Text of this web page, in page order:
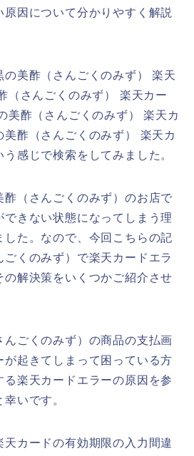
原因について分かりやすく解説
の美酢（さんごくのみず） 楽天
（さんごくのみず） 楽天カー
酢（さんごくのみず） 楽天カ
酢（さんごくのみず） 楽天カ
感じで検索をしてみました。
酢（さんごくのみず）のお店で
きない状態になってしまう理
した。なので、今回こちらの記
くのみず）で楽天カードエラ
の解決策をいくつかご紹介させ
んごくのみず）の商品の支払画
起きてしまって困っている方
る楽天カードエラーの原因を参
いです。
天カードの有効期限の入力間違